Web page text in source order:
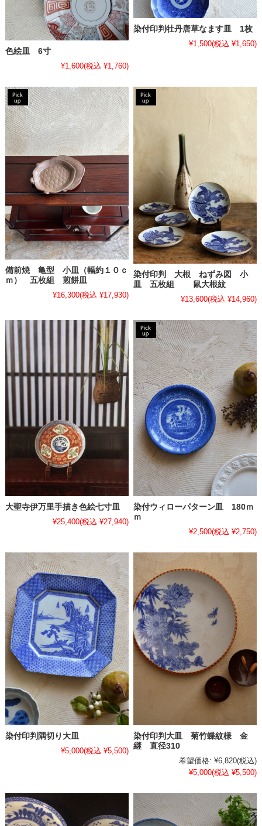
色絵皿 6寸
¥1,600(税込 ¥1,760)
染付印判牡丹唐草なます皿 1枚
¥1,500(税込 ¥1,650)
備前焼 亀型 小皿（幅約１０ｃ
ｍ） 五枚組 煎餅皿
¥16,300(税込 ¥17,930)
染付印判 大根 ねずみ図 小
皿 五枚組 鼠大根紋
¥13,600(税込 ¥14,960)
大聖寺伊万里手描き色絵七寸皿
¥25,400(税込 ¥27,940)
染付ウィローパターン皿 180ｍ
ｍ
¥2,500(税込 ¥2,750)
染付印判隅切り大皿
¥5,000(税込 ¥5,500)
染付印判大皿 菊竹蝶紋様 金
継 直径310
希望価格: ¥6,820(税込)
¥5,000(税込 ¥5,500)